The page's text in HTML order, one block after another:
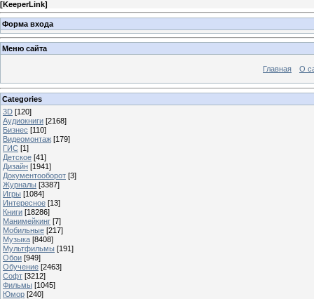
[KeeperLink]
Форма входа
Меню сайта
Главная О
Categories
3D [120]
Аудиокниги [2168]
Бизнес [110]
Видеомонтаж [179]
ГИС [1]
Детское [41]
Дизайн [1941]
Документооборот [3]
Журналы [3387]
Игры [1084]
Интересное [13]
Книги [18286]
Манимейкинг [7]
Мобильные [217]
Музыка [8408]
Мультфильмы [191]
Обои [949]
Обучение [2463]
Софт [3212]
Фильмы [1045]
Юмор [240]